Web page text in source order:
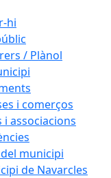
hi
/ Plànol
i comerços
i associacions
municipi
de Navarcles